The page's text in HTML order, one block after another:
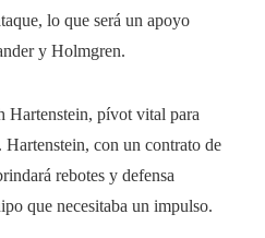
lo que será un apoyo
y Holmgren.
Hartenstein, pívot vital para
con un contrato de
rebotes y defensa
que necesitaba un impulso.